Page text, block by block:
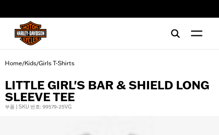
Home/Kids/Girls T-Shirts
LITTLE GIRL'S BAR & SHIELD LONG
SLEEVE TEE
부품 | SKU 번호: 99579-25VG